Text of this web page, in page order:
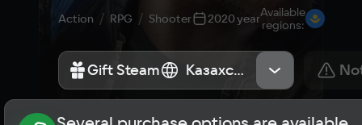
Action RPG Shooter 2020 yearAvailable
regions:
Gift Steam Казахстан
Gift Steam Казахстан